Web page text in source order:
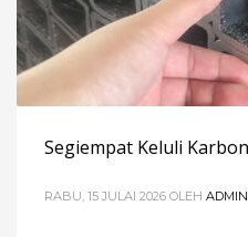
Segiempat Keluli
RABU, 15 JULAI 2026 OLEH ADMIN